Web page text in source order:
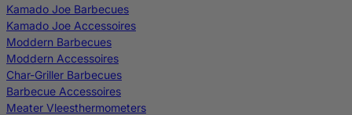
Kamado Joe Barbecues
Kamado Joe Accessoires
Moddern Barbecues
Moddern Accessoires
Char-Griller Barbecues
Barbecue Accessoires
Meater Vleesthermometers